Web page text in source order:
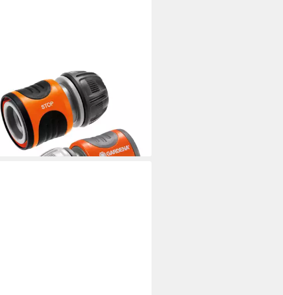
Schlauch Schlauchverbinder-Satz 13
mm (1/2) und 15 mm (5/8)
ab 16,08 €
lieferbar - in 3-4 Werktagen bei dir